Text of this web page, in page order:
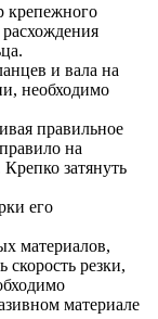
крепежного
расхождения
и вала на
необходимо
правильное
на
затянуть
его
материалов,
скорость резки,
материале